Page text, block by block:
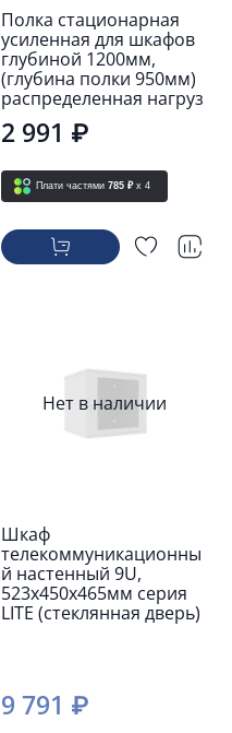
Полка стационарная
усиленная для шкафов
глубиной 1200мм,
(глубина полки 950мм)
распределенная нагруз
2 991 ₽
Плати частями 785 ₽ x 4
Нет в наличии
Шкаф
телекоммуникационны
й настенный 9U,
523х450х465мм серия
LITE (стеклянная дверь)
9 791 ₽